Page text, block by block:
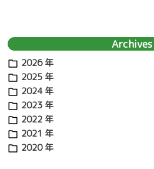
Archives
2026 年
2025 年
2024 年
2023 年
2022 年
2021 年
2020 年